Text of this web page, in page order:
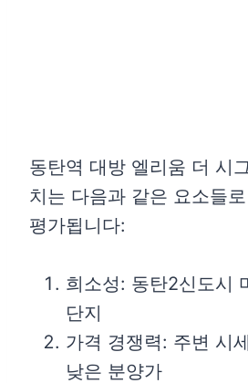
동탄역 대방 엘리움 더 시
치는 다음과 같은 요소들
평가됩니다:
희소성: 동탄2신도시
단지
가격 경쟁력: 주변 시
낮은 분양가